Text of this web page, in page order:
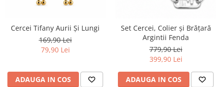
Cercei Tifany Aurii Și Lungi
169,90 Lei
79,90 Lei
ADAUGA IN COS
Set Cercei, Colier și Brățară
Argintii Fenda
779,90 Lei
399,90 Lei
ADAUGA IN COS